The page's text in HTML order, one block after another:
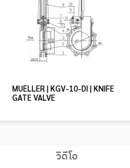
MUELLER | KGV-10-DI | KNIFE
GATE VALVE
วิดีโอ